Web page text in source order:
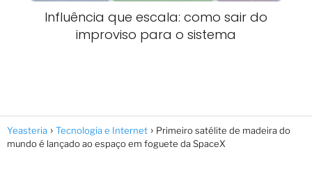
Influência que escala: como sair do
improviso para o sistema
Yeasteria Tecnologia e Internet
Primeiro satélite de madeira do
mundo é lançado ao espaço em foguete da SpaceX